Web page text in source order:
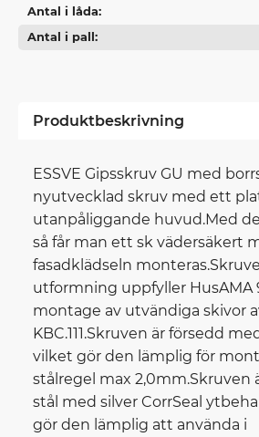
Antal i låda
Antal i pall
Produktbeskrivning
ESSVE Gipsskruv GU med
nyutvecklad skruv med ett
utanpåliggande huvud.Med
så får man ett sk vädersäkert
fasadklädseln
utformning uppfyller HusAMA
montage av utvändiga skivor
KBC.111.Skruven är försedd
vilket gör den lämplig för
stålregel max 2,0mm.Skruven
stål med silver CorrSeal
gör den lämplig att använda i